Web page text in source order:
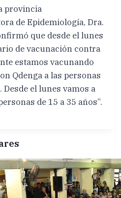
provincia
de Epidemiología, Dra.
que desde el lunes
de vacunación contra
estamos vacunando
Qdenga a las personas
Desde el lunes vamos a
de 15 a 35 años”.